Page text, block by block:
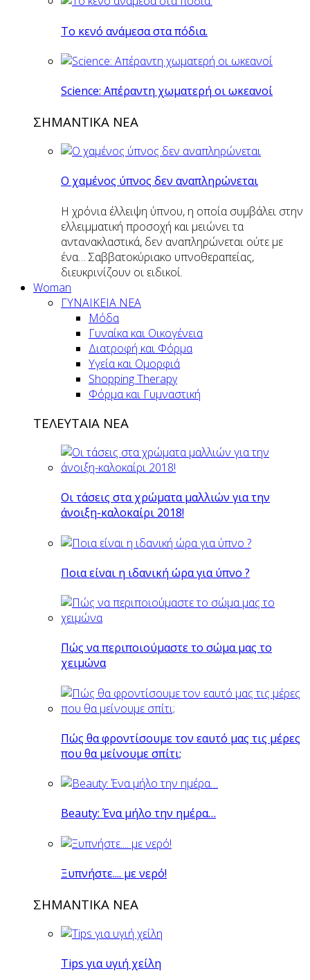
Το κενό ανάμεσα στα πόδια.
Science: Απέραντη χωματερή οι ωκεανοί
ΣΗΜΑΝΤΙΚΑ ΝΕΑ
Ο χαμένος ύπνος δεν αναπληρώνεται
Η χρόνια έλλειψη ύπνου, η οποία συμβάλει στην
ελλειμματική προσοχή και μειώνει τα
αντανακλαστικά, δεν αναπληρώνεται ούτε με
ένα… Σαββατοκύριακο υπνοθεραπείας,
διευκρινίζουν οι ειδικοί.
Woman
ΓΥΝΑΙΚΕΙΑ ΝΕΑ
Μόδα
Γυναίκα και Οικογένεια
Διατροφή και Φόρμα
Υγεία και Ομορφιά
Shopping Therapy
Φόρμα και Γυμναστική
ΤΕΛΕΥΤΑΙΑ ΝΕΑ
Οι τάσεις στα χρώματα μαλλιών για την
άνοιξη-καλοκαίρι 2018!
Ποια είναι η ιδανική ώρα για ύπνο ?
Πώς να περιποιούμαστε το σώμα μας το
χειμώνα
Πώς θα φροντίσουμε τον εαυτό μας τις μέρες
που θα μείνουμε σπίτι;
Beauty: Ένα μήλο την ημέρα…
Ξυπνήστε.... με νερό!
ΣΗΜΑΝΤΙΚΑ ΝΕΑ
Tips για υγιή χείλη